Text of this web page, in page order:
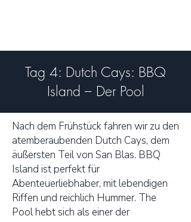
Tag 4: Dutch Cays: BBQ
Island – Der Pool
Nach dem Frühstück fahren wir zu den
atemberaubenden Dutch Cays, dem
äußersten Teil von San Blas. BBQ
Island ist perfekt für
Abenteuerliebhaber, mit lebendigen
Riffen und reichlich Hummer. The
Pool hebt sich als einer der